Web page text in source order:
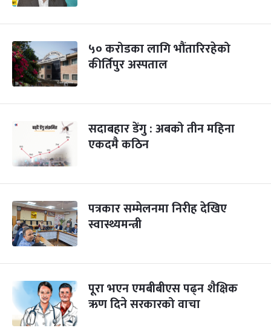
५० करोडका लागि भौंतारिरहेको
कीर्तिपुर अस्पताल
सदाबहार डेंगु : अबको तीन महिना
एकदमै कठिन
पत्रकार सम्मेलनमा निरीह देखिए
स्वास्थ्यमन्त्री
पूरा भएन एमबीबीएस पढ्न शैक्षिक
ऋण दिने सरकारको वाचा